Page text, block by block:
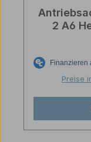
2 A6
Preise